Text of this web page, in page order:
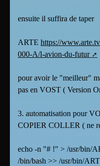
ensuite il suffira de taper
ARTE https://
000-A/l-avion-du-futur
pour avoir le "meilleur"
pas en VOST ( Version
3. automatisation pour
COPIER COLLER ( ne
echo -n "# !" > /usr/bin/
/bin/bash >> /usr/bin/